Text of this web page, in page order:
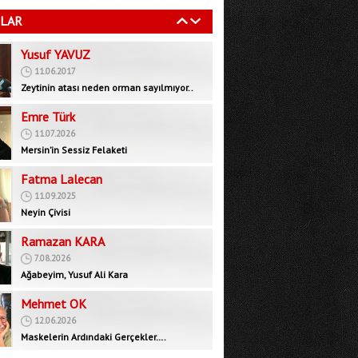
11.06.2017
Zeytinin atası neden orman sayılmıyor..
Emre Türk
11.07.2026
Mersin’in Sessiz Felaketi
Fatma Lalecan
11.09.2025
Neyin Çivisi
Ramazan KARA
7.08.2026
Ağabeyim, Yusuf Ali Kara
Mehmet OK
12.06.2026
Maskelerin Ardındaki Gerçekler….
Bedrettin GÜNDEŞ
29.09.2025
İktidar muhalefeti devre dışı bırakarak yeni